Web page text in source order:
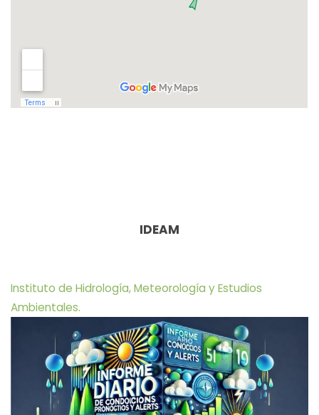
IDEAM
Instituto de Hidrología, Meteorología y Estudios
Ambientales.